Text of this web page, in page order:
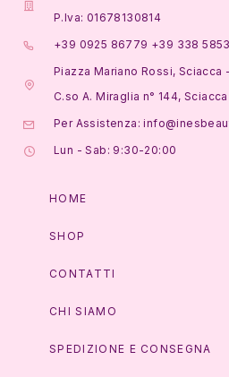
P.Iva: 01678130814
+39 0925 86779 +39 338
Piazza Mariano Rossi, Sciacca
C.so A. Miraglia n° 144,
Per Assistenza:
Lun - Sab: 9:30-20:00
HOME
SHOP
CONTATTI
CHI SIAMO
SPEDIZIONE E CONSEGNA